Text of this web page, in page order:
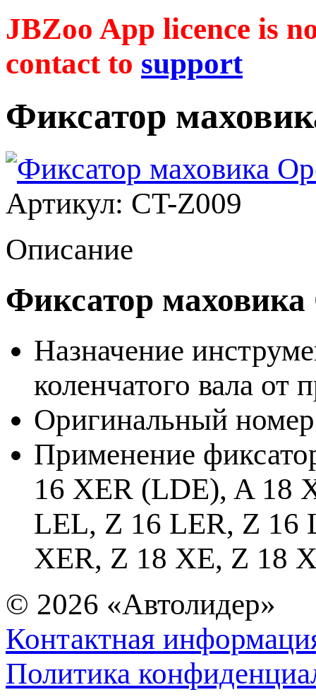
JBZoo App licence is
contact to support
Фиксатор
Артикул: CT-Z009
Описание
Фиксатор
Назначение
коленчатого вала от
Оригинальный
Применение
16 XER (LDE), A 18
LEL, Z 16 LER, Z 16
XER, Z 18 XE, Z 18
© 2026 «Автолидер»
Контактная
Политика